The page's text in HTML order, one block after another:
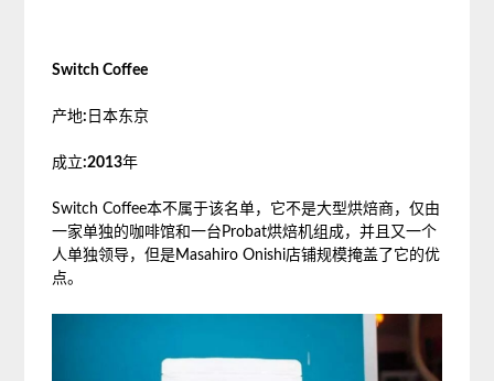
Switch Coffee
产地: 日本东京
成立:2013年
Switch Coffee本不属于该名单，它不是大型烘焙商，仅由
一家单独的咖啡馆和一台Probat烘焙机组成，并且又一个
人单独领导，但是Masahiro Onishi店铺规模掩盖了它的优
点。